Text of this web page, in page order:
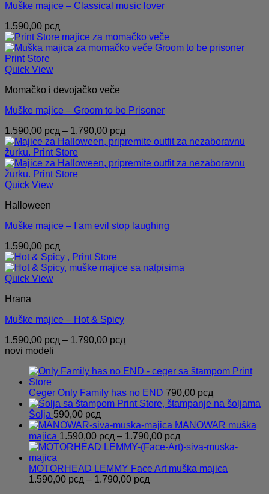
Muške majice – Classical music lover
1.590,00 рсд
Quick View
Momačko i devojačko veče
Muške majice – Groom to be Prisoner
1.590,00 рсд – 1.790,00 рсд
цена:
1.590,00 рсд
Quick View
Halloween
Muške majice – I am evil stop laughing
1.590,00 рсд
Quick View
Hrana
Muške majice – Hot & Spicy
1.590,00 рсд – 1.790,00 рсд
1.590,00 рсд
1.790,00 рсд
novi modeli
Ceger Only Family has no END 790,00 рсд
Šolja 590,00 рсд
MANOWAR muška
majica 1.590,00 рсд – 1.790,00 рсд
цена:
1.590,00 рсд
MOTORHEAD LEMMY Face Art muška majica
1.590,00 рсд – 1.790,00 рсд